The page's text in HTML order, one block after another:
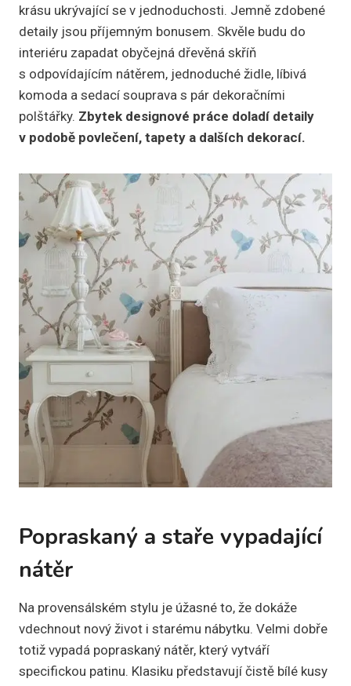
krásu ukrývající se v jednoduchosti. Jemně zdobené
detaily jsou příjemným bonusem. Skvěle budu do
interiéru zapadat obyčejná dřevěná skříň
s odpovídajícím nátěrem, jednoduché židle, líbivá
komoda a sedací souprava s pár dekoračními
polštářky. Zbytek designové práce doladí detaily
v podobě povlečení, tapety a dalších dekorací.
Popraskaný a staře vypadající
nátěr
Na provensálském stylu je úžasné to, že dokáže
vdechnout nový život i starému nábytku. Velmi dobře
totiž vypadá popraskaný nátěr, který vytváří
specifickou patinu. Klasiku představují čistě bílé kusy